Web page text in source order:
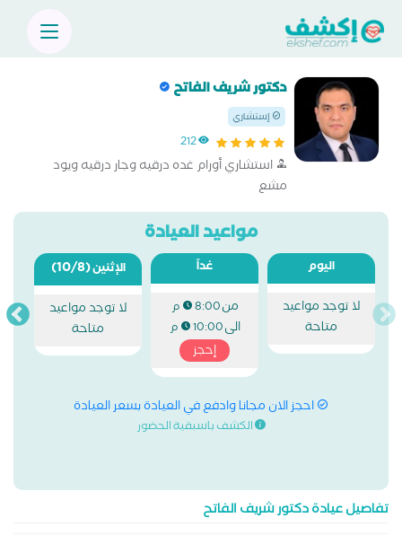
دكتور شريف الفاتح
إستشاري
212
استشاري أورام غده درقيه وجار درقيه ويود
مشع
مواعيد العيادة
اليوم
لا توجد مواعيد
متاحة
غداً
من8:00 م
الى10:00 م
إحجز
الإثنين(10/8)
لا توجد مواعيد
متاحة
احجز الان مجانا وادفع في العيادة بسعر العيادة
الكشف باسبقية الحضور
تفاصيل عيادة دكتور شريف الفاتح